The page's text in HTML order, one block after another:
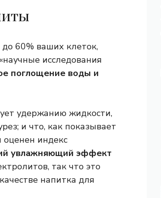
60% ваших клеток,
исследования
поглощение воды и
удержанию жидкости,
и что, как показывает
оценен индекс
увлажняющий эффект
так что это
напитка для